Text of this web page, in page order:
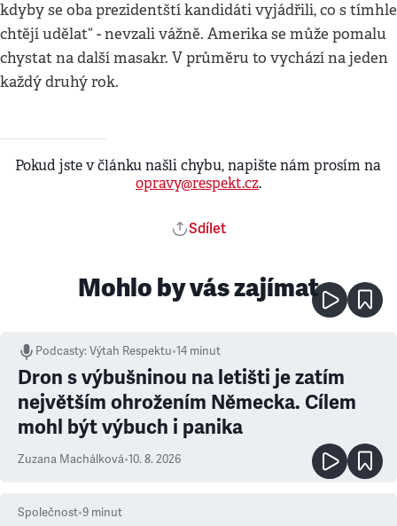
kdyby se oba prezidentští kandidáti vyjádřili, co s tímhle
chtějí udělat“ - nevzali vážně. Amerika se může pomalu
chystat na další masakr. V průměru to vychází na jeden
každý druhý rok.
Pokud jste v článku našli chybu, napište nám prosím na
opravy@respekt.cz.
Sdílet
Mohlo by vás zajímat
Podcasty:Výtah Respektu•14 minut
Dron s výbušninou na letišti je zatím
největším ohrožením Německa. Cílem
mohl být výbuch i panika
Zuzana Machálková•10. 8. 2026
Společnost•9 minut